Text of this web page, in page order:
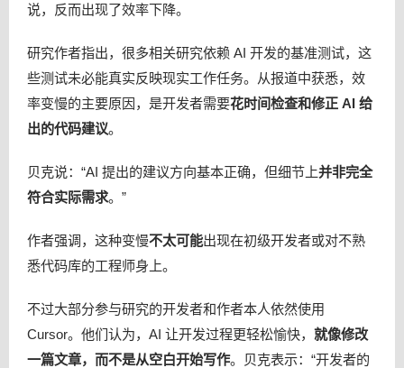
说，反而出现了效率下降。
研究作者指出，很多相关研究依赖 AI 开发的基准测试，这
些测试未必能真实反映现实工作任务。从报道中获悉，效
率变慢的主要原因，是开发者需要花时间检查和修正 AI 给
出的代码建议。
贝克说：“AI 提出的建议方向基本正确，但细节上并非完全
符合实际需求。”
作者强调，这种变慢不太可能出现在初级开发者或对不熟
悉代码库的工程师身上。
不过大部分参与研究的开发者和作者本人依然使用
Cursor。他们认为，AI 让开发过程更轻松愉快， 就像修改
一篇文章，而不是从空白开始写作。贝克表示：“开发者的